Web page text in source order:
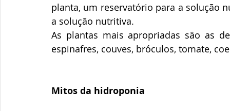
planta, um reservatório para a solução
a solução nutritiva.
As plantas mais apropriadas são as
espinafres, couves, bróculos, tomate,
Mitos da hidroponia